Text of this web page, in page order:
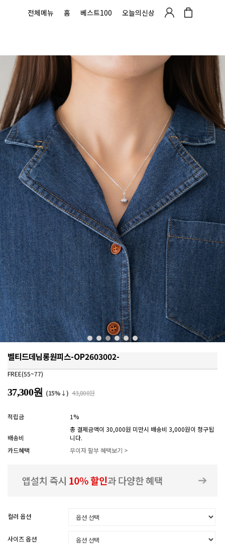
전체메뉴 홈 베스트100 오늘의신상
벨티드데님롱원피스-OP2603002-
FREE(55~77)
37,300원 (15%↓) 43,800원
적립금 1%
배송비
총 결제금액이 30,000원 미만시 배송비 3,000원이 청구됩
니다.
카드혜택
무이자 할부 혜택보기 >
컬러 옵션
사이즈 옵션